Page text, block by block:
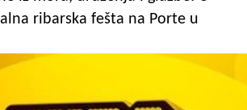
ribarska fešta na Porte u